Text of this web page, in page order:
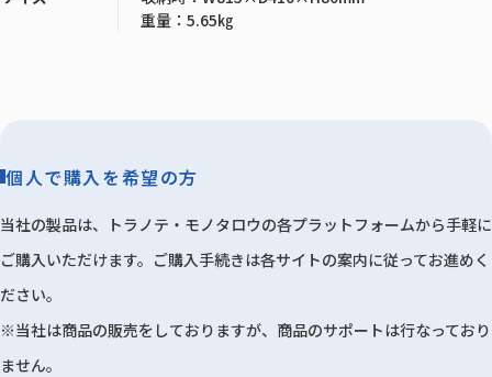
重量：5.65㎏
個人で購入を希望の方
当社の製品は、トラノテ・モノタロウの各プラットフォームから手軽に
ご購入いただけます。ご購入手続きは各サイトの案内に従ってお進めく
ださい。
※当社は商品の販売をしておりますが、商品のサポートは行なっており
ません。